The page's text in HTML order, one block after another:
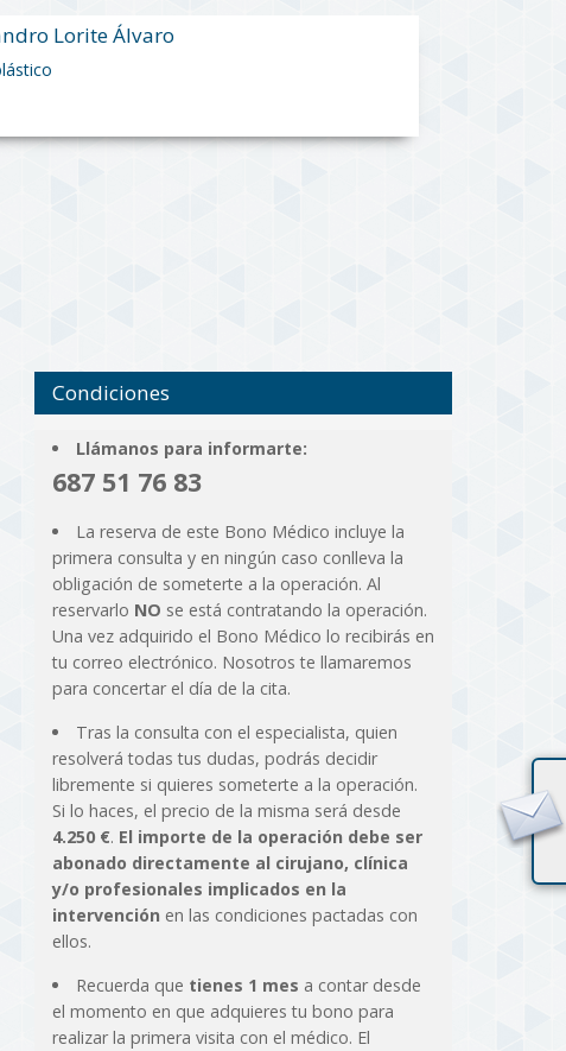
Lorite Álvaro
Condiciones
Llámanos para informarte:
687 51 76 83
La reserva de este Bono Médico incluye la
primera consulta y en ningún caso conlleva la
obligación de someterte a la operación. Al
reservarlo NO se está contratando la operación.
Una vez adquirido el Bono Médico lo recibirás en
tu correo electrónico. Nosotros te llamaremos
para concertar el día de la cita.
Tras la consulta con el especialista, quien
resolverá todas tus dudas, podrás decidir
libremente si quieres someterte a la operación.
Si lo haces, el precio de la misma será desde
4.250 €. El importe de la operación debe ser
abonado directamente al cirujano, clínica
y/o profesionales implicados en la
intervención en las condiciones pactadas con
ellos.
Recuerda que tienes 1 mes a contar desde
el momento en que adquieres tu bono para
realizar la primera visita con el médico. El